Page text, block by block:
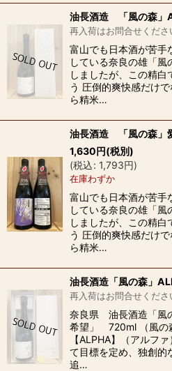
油長酒造 「風の森
再入荷はお問合せくださ
富山でも日本酒が苦手
している奈良の雄「
しましたが、この精
う 圧倒的爽快感だけ
ら精米…
油長酒造 「風の森
1,630円(税別)
(税込: 1,793円)
在庫わずか
富山でも日本酒が苦手
している奈良の雄「
しましたが、この精
う 圧倒的爽快感だけ
ら精米…
油長酒造「風の森」
再入荷はお問合せくださ
奈良県 油長酒造「風
希望」 720ml （風の
【ALPHA】（アルフ
て目標を定め、独創的
追…